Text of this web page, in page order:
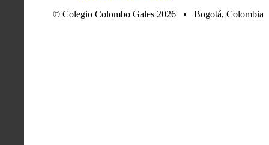
© Colegio Colombo Gales 2026 • Bogotá, Colombia